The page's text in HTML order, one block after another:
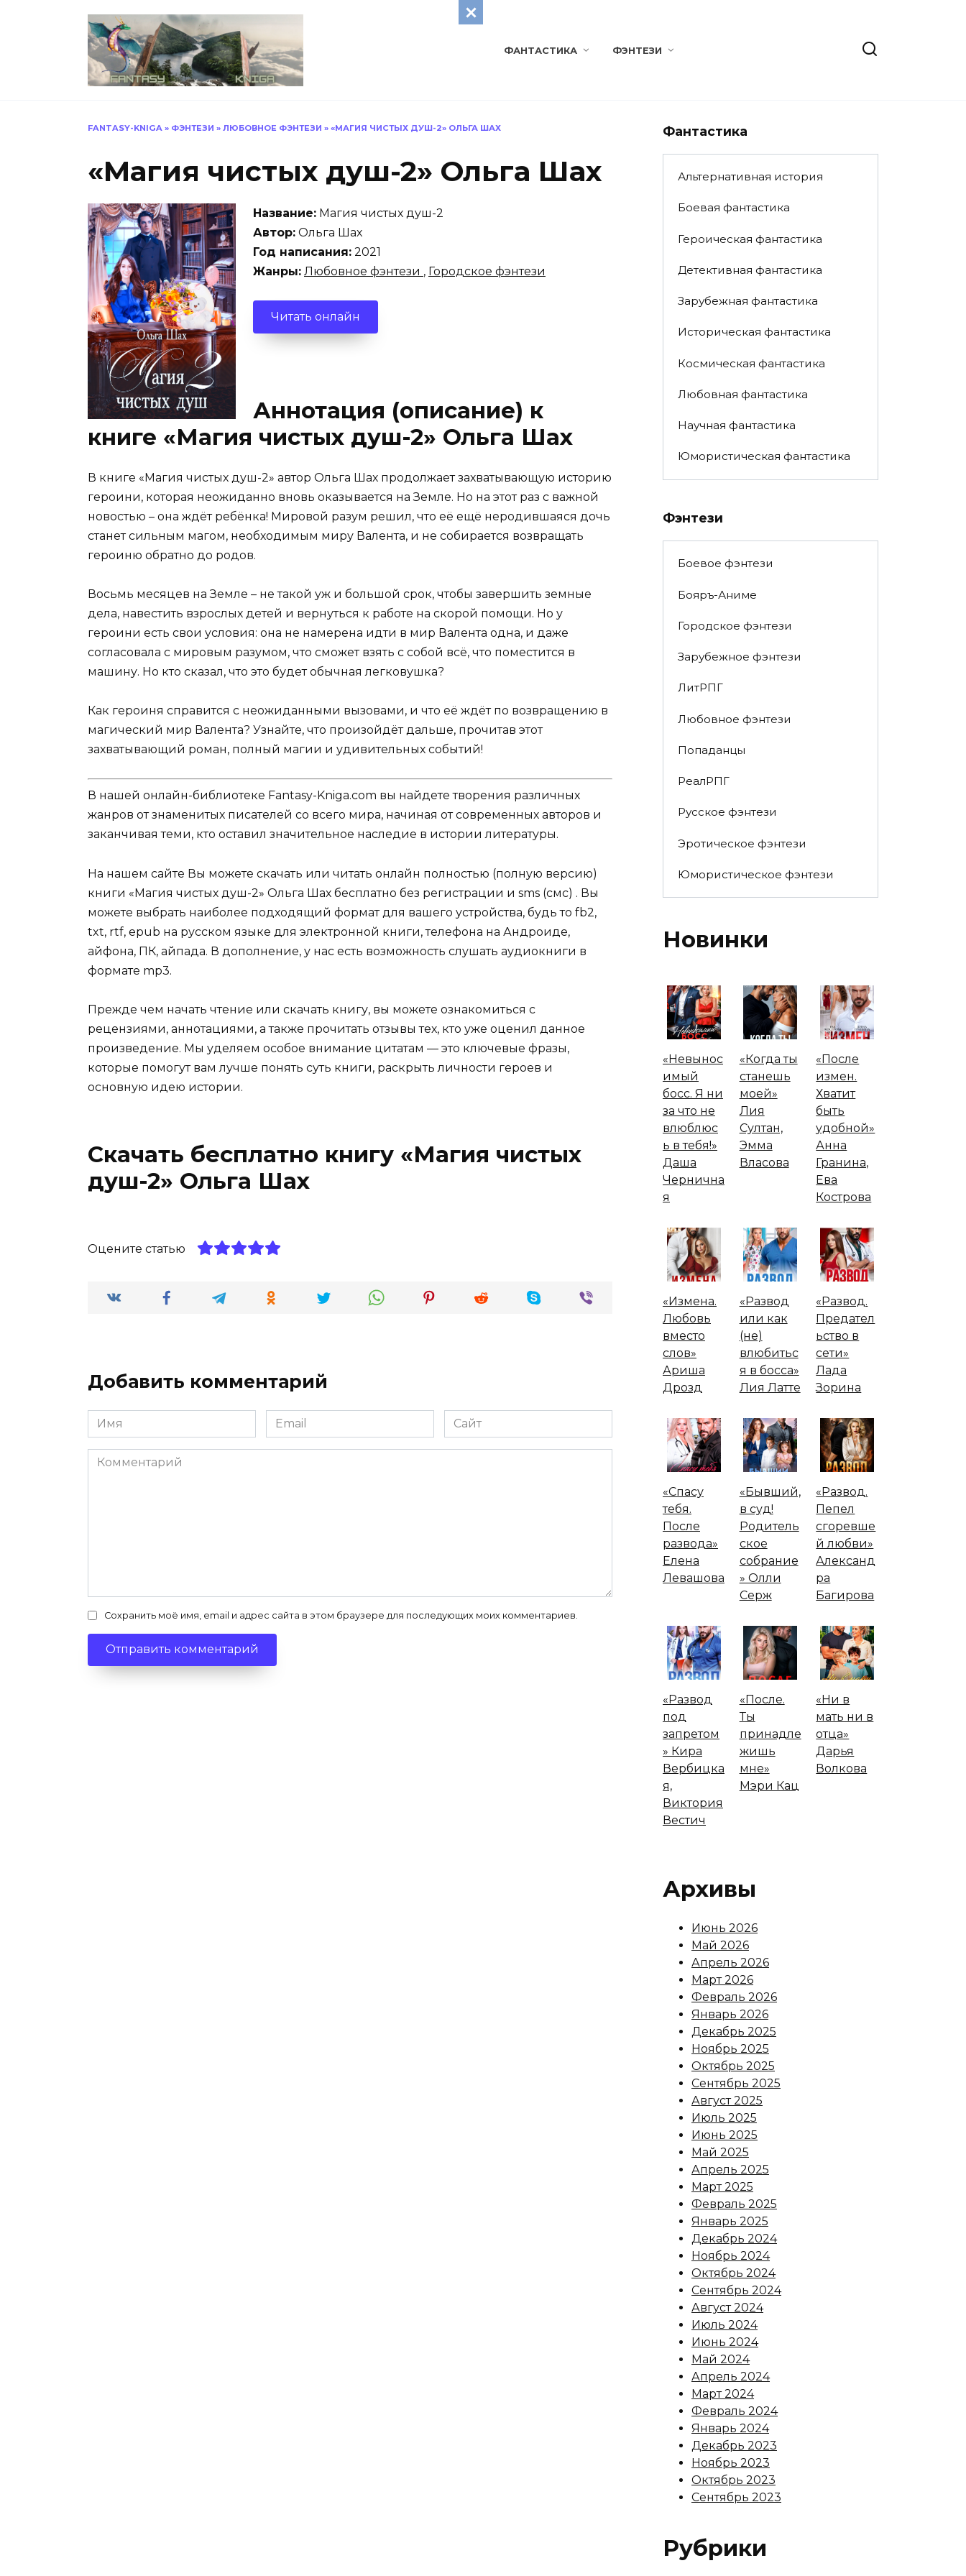
ФАНТАСТИКА ФЭНТЕЗИ
FANTASY-KNIGA » ФЭНТЕЗИ » ЛЮБОВНОЕ ФЭНТЕЗИ » «МАГИЯ ЧИСТЫХ ДУШ-2» ОЛЬГА ШАХ
«Магия чистых душ-2» Ольга Шах
Название: Магия чистых душ-2
Автор: Ольга Шах
Год написания: 2021
Жанры: Любовное фэнтези , Городское фэнтези
Читать онлайн
Аннотация (описание) к
книге «Магия чистых душ-2» Ольга Шах
В книге «Магия чистых душ-2» автор Ольга Шах продолжает захватывающую историю
героини, которая неожиданно вновь оказывается на Земле. Но на этот раз с важной
новостью – она ждёт ребёнка! Мировой разум решил, что её ещё неродившаяся дочь
станет сильным магом, необходимым миру Валента, и не собирается возвращать
героиню обратно до родов.
Восьмь месяцев на Земле – не такой уж и большой срок, чтобы завершить земные
дела, навестить взрослых детей и вернуться к работе на скорой помощи. Но у
героини есть свои условия: она не намерена идти в мир Валента одна, и даже
согласовала с мировым разумом, что сможет взять с собой всё, что поместится в
машину. Но кто сказал, что это будет обычная легковушка?
Как героиня справится с неожиданными вызовами, и что её ждёт по возвращению в
магический мир Валента? Узнайте, что произойдёт дальше, прочитав этот
захватывающий роман, полный магии и удивительных событий!
В нашей онлайн-библиотеке Fantasy-Kniga.com вы найдете творения различных
жанров от знаменитых писателей со всего мира, начиная от современных авторов и
заканчивая теми, кто оставил значительное наследие в истории литературы.
На нашем сайте Вы можете скачать или читать онлайн полностью (полную версию)
книги «Магия чистых душ-2» Ольга Шах бесплатно без регистрации и sms (смс) . Вы
можете выбрать наиболее подходящий формат для вашего устройства, будь то fb2,
txt, rtf, epub на русском языке для электронной книги, телефона на Андроиде,
айфона, ПК, айпада. В дополнение, у нас есть возможность слушать аудиокниги в
формате mp3.
Прежде чем начать чтение или скачать книгу, вы можете ознакомиться с
рецензиями, аннотациями, а также прочитать отзывы тех, кто уже оценил данное
произведение. Мы уделяем особое внимание цитатам — это ключевые фразы,
которые помогут вам лучше понять суть книги, раскрыть личности героев и
основную идею истории.
Скачать бесплатно книгу «Магия чистых
душ-2» Ольга Шах
Оцените статью
Добавить комментарий
Имя
*
Email
*
Сайт
Комментарий
Сохранить моё имя, email и адрес сайта в этом браузере для последующих моих комментариев.
Фантастика
Альтернативная история
Боевая фантастика
Героическая фантастика
Детективная фантастика
Зарубежная фантастика
Историческая фантастика
Космическая фантастика
Любовная фантастика
Научная фантастика
Юмористическая фантастика
Фэнтези
Боевое фэнтези
Бояръ-Аниме
Городское фэнтези
Зарубежное фэнтези
ЛитРПГ
Любовное фэнтези
Попаданцы
РеалРПГ
Русское фэнтези
Эротическое фэнтези
Юмористическое фэнтези
Новинки
«Невынос
имый
босс. Я ни
за что не
влюблюс
ь в тебя!»
Даша
Чернична
я
«Когда ты
станешь
моей»
Лия
Султан,
Эмма
Власова
«После
измен.
Хватит
быть
удобной»
Анна
Гранина,
Ева
Кострова
«Измена.
Любовь
вместо
слов»
Ариша
Дрозд
«Развод
или как
(не)
влюбитьс
я в босса»
Лия Латте
«Развод.
Предател
ьство в
сети»
Лада
Зорина
«Спасу
тебя.
После
развода»
Елена
Левашова
«Бывший,
в суд!
Родитель
ское
собрание
» Олли
Серж
«Развод.
Пепел
сгоревше
й любви»
Александ
ра
Багирова
«Развод
под
запретом
» Кира
Вербицка
я,
Виктория
Вестич
«После.
Ты
принадле
жишь
мне»
Мэри Кац
«Ни в
мать ни в
отца»
Дарья
Волкова
Архивы
Июнь 2026
Май 2026
Апрель 2026
Март 2026
Февраль 2026
Январь 2026
Декабрь 2025
Ноябрь 2025
Октябрь 2025
Сентябрь 2025
Август 2025
Июль 2025
Июнь 2025
Май 2025
Апрель 2025
Март 2025
Февраль 2025
Январь 2025
Декабрь 2024
Ноябрь 2024
Октябрь 2024
Сентябрь 2024
Август 2024
Июль 2024
Июнь 2024
Май 2024
Апрель 2024
Март 2024
Февраль 2024
Январь 2024
Декабрь 2023
Ноябрь 2023
Октябрь 2023
Сентябрь 2023
Рубрики